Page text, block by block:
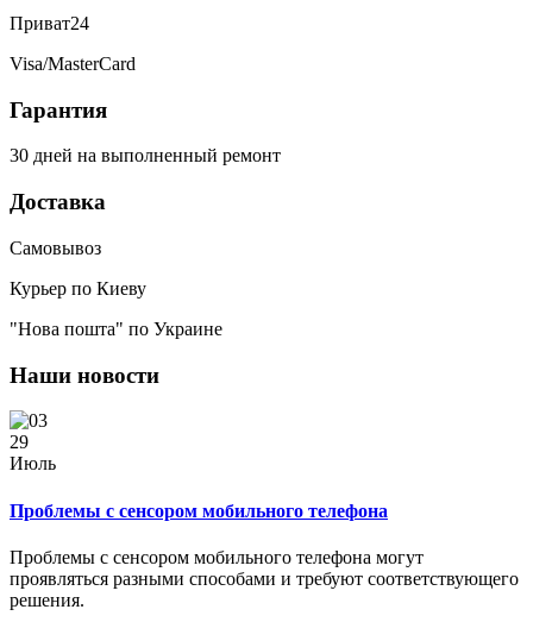
Приват24
Visa/MasterCard
Гарантия
30 дней на выполненный ремонт
Доставка
Самовывоз
Курьер по Киеву
"Нова пошта" по Украине
Наши новости
29
Июль
Проблемы с сенсором мобильного телефона
Проблемы с сенсором мобильного телефона могут
проявляться разными способами и требуют соответствующего
решения.